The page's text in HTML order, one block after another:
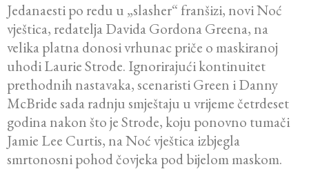
Jedanaesti po redu u „slasher“ franšizi, novi Noć
vještica, redatelja Davida Gordona Greena, na
velika platna donosi vrhunac priče o maskiranoj
uhodi Laurie Strode. Ignorirajući kontinuitet
prethodnih nastavaka, scenaristi Green i Danny
McBride sada radnju smještaju u vrijeme četrdeset
godina nakon što je Strode, koju ponovno tumači
Jamie Lee Curtis, na Noć vještica izbjegla
smrtonosni pohod čovjeka pod bijelom maskom.